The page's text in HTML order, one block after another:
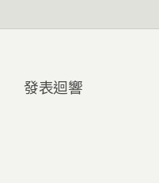
發表迴響